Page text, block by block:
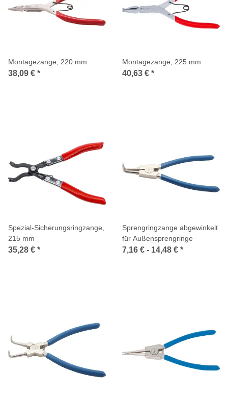
Montagezange, 220 mm
38,09 € *
Montagezange, 225 mm
40,63 € *
Spezial-Sicherungsringzange,
215 mm
35,28 € *
Sprengringzange abgewinkelt
für Außensprengringe
7,16 € - 14,48 € *